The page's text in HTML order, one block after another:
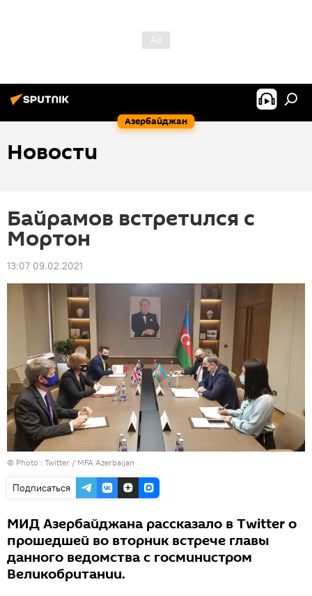
Азербайджан
Новости
Байрамов встретился с
Мортон
13:07 09.02.2021
© Photo : Twitter / MFA Azerbaijan
Подписаться
МИД Азербайджана рассказало в Twitter о
прошедшей во вторник встрече главы
данного ведомства с госминистром
Великобритании.